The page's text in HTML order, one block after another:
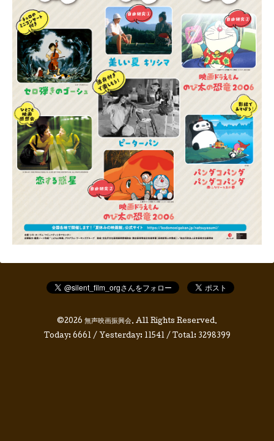
©2026 無声映画振興会. All Rights Reserved.
Today: 6661/ Yesterday: 11541/ Total: 3298399